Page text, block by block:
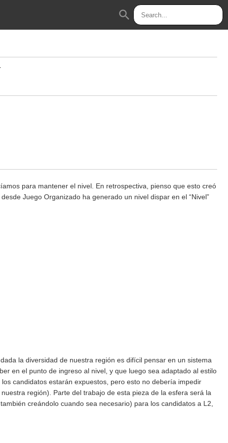
search
para mantener el nivel. En retrospectiva, pienso que esto creó
Juego Organizado ha generado un nivel dispar en el “Nivel”
la diversidad de nuestra región es difícil pensar en un sistema
en el punto de ingreso al nivel, y que luego sea adaptado al estilo
candidatos estarán expuestos, pero esto no debería impedir
región). Parte del trabajo de esta pieza de la esfera será la
creándolo cuando sea necesario) para los candidatos a L2,